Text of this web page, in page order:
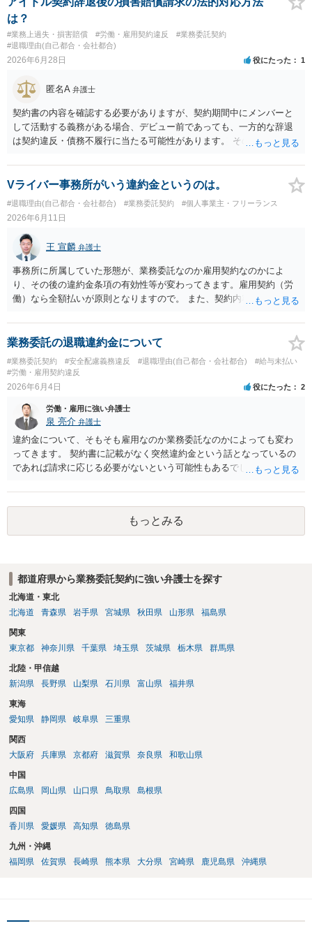
は、「プロジェクトの一員として継続的に業務を担当していた」こと
を裏付ける有力な事情になります。もっとも、名刺の存在だけで有償
契約や具体的な報酬額が自動的に認められるわけではなく、あくまで
他の証拠と併せて評価される位置付けです。 ５ 今後も関わる場合
は、業務範囲、報酬、期間・解約条件、著作権・クレジット表記、費
用負担等を明確に定めた業務委託契約書を締結しておくことを強くお
すすめします。円満な話し合いのためには、 ・これまでの業務内容・
負担を時系列で整理し事実関係を共有すること ・「過去の貢献への最
低限の謝意・一部清算」と「今後の関係・契約条件」の双方につい
て、複数の選択肢を用意して提案すること を意識されるとよいかと思
います。 いずれにしても、契約書がないまま継続してきた経緯や、お
互いの認識・証拠関係によって結論が左右されるため、この回答はあ
くまで一般論にとどまるものです。 具体的な見通しや請求可能額の目
安については、実際のメール・チャット・業務内容の資料をお持ちの
うえ、弁護士に個別相談されることをおすすめします。
は？
#業務上過失・損害賠償 #労働・雇用契約違反
#業務委託契約
#退職理由(自己都合・会社都合)
2026年6月28日 役にたった 1
匿名A 弁護士
契約書の内容を確認する必要がありますが、契約期間中にメンバーと
して活動する義務がある場合、デビュー前であっても、一方的な辞退
は契約違反・債務不履行に当たる可能性があります。 そのため、運営
費用、ライブ準備費用、レッスン関係費用なども、辞退によって実際
に追加で発生した合理的費用であれば、損害として主張される可能性
があります。 もっとも、運営側の請求額がそのまま認められるわけで
はありません。各費目について、具体的な損害、金額、辞退との因果
関係を示す必要があります。特に「レッスン費用無料」と表示されて
いた場合、辞退後に講師代やスタジオ代を当然に全額請求できるかは
慎重な検討が必要です。 また「家庭の事情」が正当な辞退理由になる
かは、その具体的内容によります。介護、転居、健康問題など、活動
継続が客観的に困難といえる事情があるかが重要です。 未成年であれ
ば、契約時に親権者の同意があったか、契約期間・活動義務・中途辞
退時の扱いについて親権者に説明されていたかも確認すべきです。 現
時点では、安易に支払義務を認めず、契約書、募集記事、LINE等を保
存したうえで、請求費目、金額、根拠資料の明示を求めるのがよいと
思います。回答前に弁護士へ相談することをおすすめします。
Vライバー事務所がいう違約金というのは。
#退職理由(自己都合・会社都合) #業務委託契約 #個人事業主・フリーランス
2026年6月11日
王 宣麟 弁護士
事務所に所属していた形態が、業務委託なのか雇用契約なのかによ
り、その後の違約金条項の有効性等が変わってきます。雇用契約（労
働）なら全額払いが原則となりますので。 また、契約内容を合意した
で、一定の違約金を後から一方的に請求された場合、支払義務負わな
いケースもあります。 詳しくは具体的な契約内容等にもよりますの
で、契約書等一式をそろえて弁護士からアドバイスをもらうのも一つ
かと思われます。
業務委託の退職違約金について
#業務委託契約 #安全配慮義務違反 #退職理由(自己都合・会社都合)
#給与未払い
#労働・雇用契約違反
2026年6月4日 役にたった 2
労働・雇用に強い弁護士
泉 亮介 弁護士
違約金について、そもそも雇用なのか業務委託なのかによっても変わ
ってきます。 契約書に記載がなく突然違約金という話となっているの
であれば請求に応じる必要がないという可能性もあるでしょう。 相手
す。
もっとみる
都道府県から業務委託契約に強い弁護士を探す
北海道・東北
北海道
青森県 岩手県 宮城県 秋田県 山形県 福島県
関東
東京都
神奈川県 千葉県 埼玉県 茨城県 栃木県 群馬県
北陸・甲信越
新潟県
長野県 山梨県 石川県 富山県 福井県
東海
愛知県
静岡県 岐阜県 三重県
関西
大阪府
兵庫県 京都府 滋賀県 奈良県 和歌山県
中国
広島県
岡山県 山口県 鳥取県 島根県
四国
香川県
愛媛県 高知県 徳島県
九州・沖縄
福岡県
佐賀県 長崎県 熊本県 大分県 宮崎県 鹿児島県 沖縄県